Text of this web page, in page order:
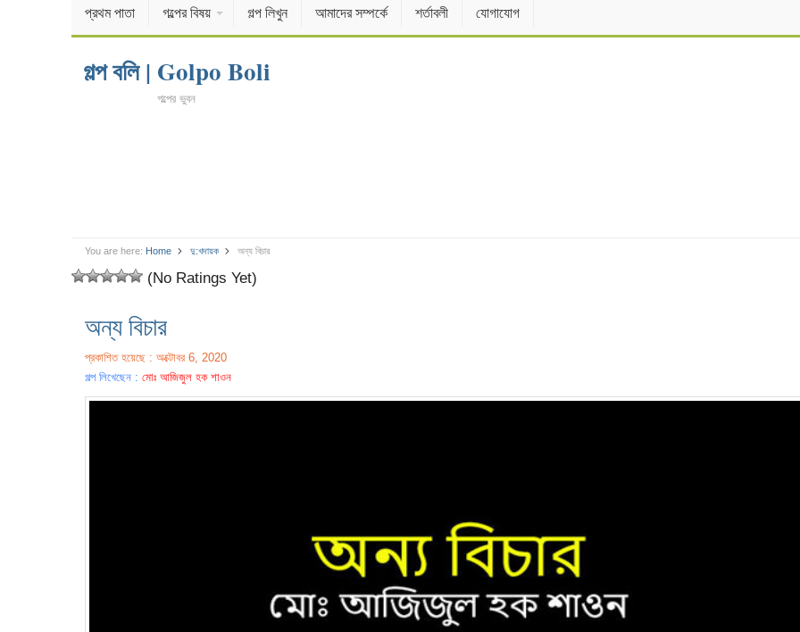
প্রথম পাতা গল্পের বিষয় গল্প লিখুন আমাদের সম্পর্কে শর্তাবলী যোগাযোগ
গল্প বলি | Golpo Boli
গল্পের ভুবন
You are here: Home দু:খদায়ক অন্য বিচার
(No Ratings Yet)
অন্য বিচার
প্রকাশিত হয়েছে : অক্টোবর 6, 2020
গল্প লিখেছেন : মোঃ আজিজুল হক শাওন